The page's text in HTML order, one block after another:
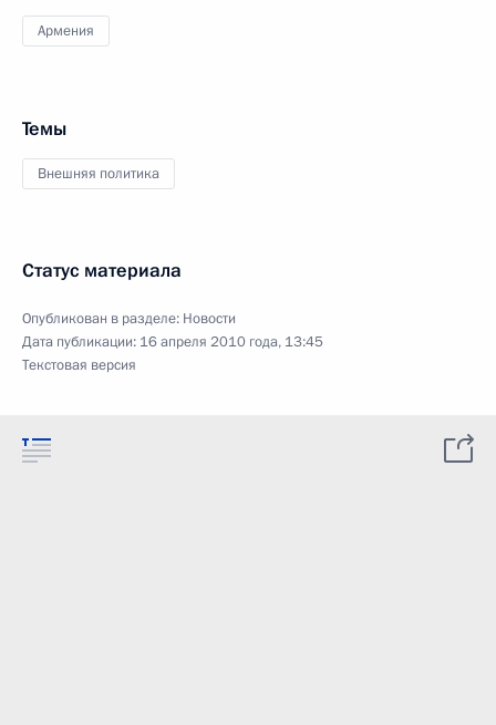
Армения
Темы
Внешняя политика
Статус материала
Опубликован в разделе: Новости
Дата публикации: 16 апреля 2010 года, 13:45
Текстовая версия